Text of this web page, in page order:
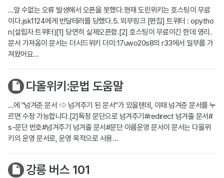
…알 수없는 오류 발생해서 오픈을 못했다.현재 도린위키는 호스팅이 무료
이다.jsk1124에게 반달테러를 당했다.5. 외부링크 [편집] 트위터 : opytho
n(설립자 트위터)[1] 당연히 실제오픈함.[2] 호스팅이 무료이긴 한데 영리.
문서 가져옴이 문서는 더시드위키 더미:17uwo20s8의 r33에서 일부를 가
져왔어요…
다올위키:문법 도움말
…에 "넘겨준 문서 ⇨ 넘겨주기 된 문서"가 있을텐데, 이때 넘겨준 문서를 누
르면 수정 가능합니다.[2]특정 문단으로 넘겨주기#redirect 넘겨줄 문서#
s-문단 번호#넘겨주기 넘겨줄 문서#문단 이름운영 문서이 문서는 다올위
키의 운영 문서로, 운영 목적으로 사용…
강릉 버스 101